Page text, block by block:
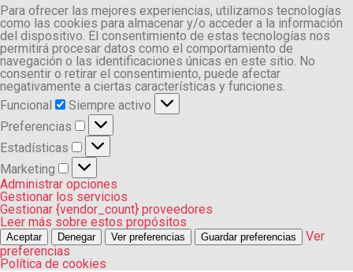
Para ofrecer las mejores experiencias, utilizamos tecnologías
como las cookies para almacenar y/o acceder a la información
del dispositivo. El consentimiento de estas tecnologías nos
permitirá procesar datos como el comportamiento de
navegación o las identificaciones únicas en este sitio. No
consentir o retirar el consentimiento, puede afectar
negativamente a ciertas características y funciones.
Funcional
Funcional
Siempre activo
Preferencias
Preferencias
Estadísticas
Estadísticas
Marketing
Marketing
Administrar opciones
Gestionar los servicios
Gestionar {vendor_count} proveedores
Leer más sobre estos propósitos
Aceptar Denegar Ver preferencias Guardar preferencias
Ver
preferencias
Política de cookies